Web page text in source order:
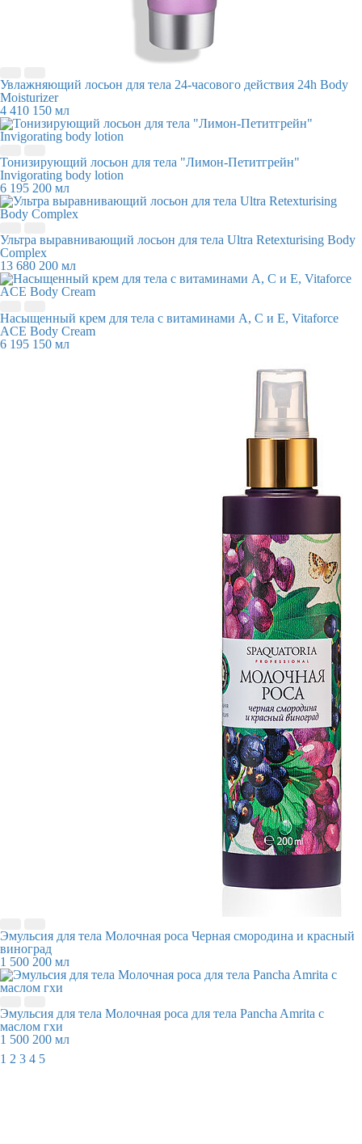
Увлажняющий лосьон для тела 24-часового действия 24h Body
Moisturizer
4 410 150 мл
Тонизирующий лосьон для тела "Лимон-Петитгрейн"
Invigorating body lotion
6 195 200 мл
Ультра выравнивающий лосьон для тела Ultra Retexturising Body
Complex
13 680 200 мл
Насыщенный крем для тела с витаминами А, С и Е, Vitaforce
ACE Body Cream
6 195 150 мл
Эмульсия для тела Молочная роса Черная смородина и красный
виноград
1 500 200 мл
Эмульсия для тела Молочная роса для тела Pancha Amrita с
маслом гхи
1 500 200 мл
1 2 3 4 5